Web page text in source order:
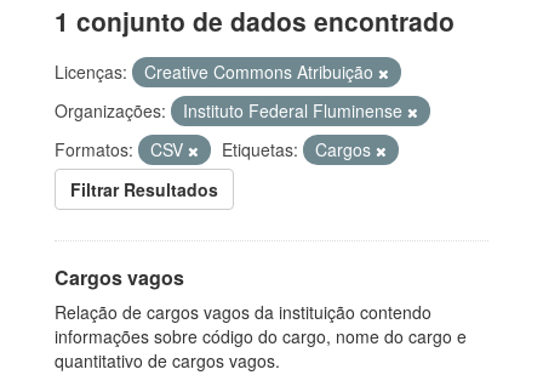
1 conjunto de dados encontrado
Licenças:
Creative Commons Atribuição
Organizações:
Instituto Federal Fluminense
Formatos:
CSV Etiquetas:
Cargos
Filtrar Resultados
Cargos vagos
Relação de cargos vagos da instituição contendo
informações sobre código do cargo, nome do cargo e
quantitativo de cargos vagos.